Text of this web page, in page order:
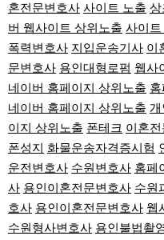
혼전문변호사 사이트 노출 상
버 웹사이트 상위노출 사이트
폭력변호사 지입운송기사 이
문변호사 용인대형로펌 웹사
네이버 홈페이지 상위노출
네이버 홈페이지 상위노출
이지 상위노출 폰테크 이혼
폰성지
화물운송자격증시험
운전변호사 수원변호사 홈페
사 용인이혼전문변호사 수원
호사 용인이혼전문변호사 웹
수원형사변호사 용인불법촬